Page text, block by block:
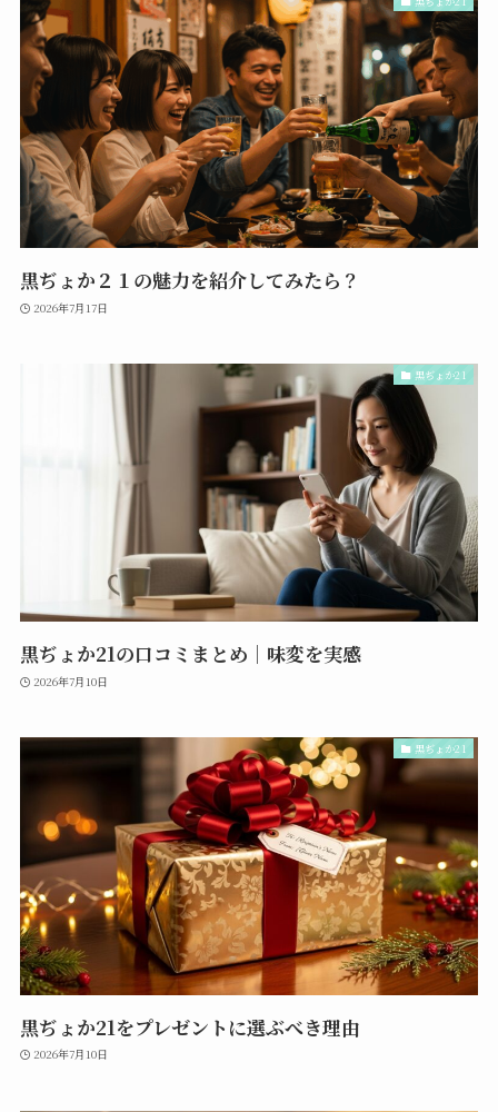
黒ぢょか２１の魅力を紹介してみたら？
2026年7月17日
黒ぢょか21
黒ぢょか21の口コミまとめ｜味変を実感
2026年7月10日
黒ぢょか21
黒ぢょか21をプレゼントに選ぶべき理由
2026年7月10日